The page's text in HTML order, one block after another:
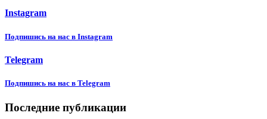
Instagram
Подпишиcь на нас в Instagram
Telegram
Подпишиcь на нас в Telegram
Последние публикации